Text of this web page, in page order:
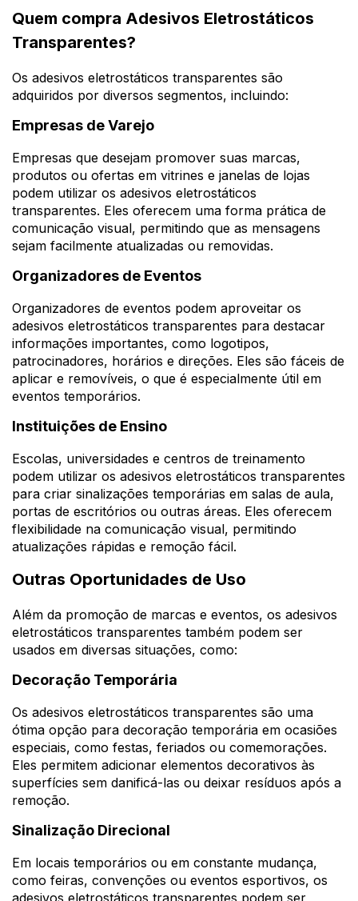
Quem compra Adesivos Eletrostáticos
Transparentes?
Os adesivos eletrostáticos transparentes são
adquiridos por diversos segmentos, incluindo:
Empresas de Varejo
Empresas que desejam promover suas marcas,
produtos ou ofertas em vitrines e janelas de lojas
podem utilizar os adesivos eletrostáticos
transparentes. Eles oferecem uma forma prática de
comunicação visual, permitindo que as mensagens
sejam facilmente atualizadas ou removidas.
Organizadores de Eventos
Organizadores de eventos podem aproveitar os
adesivos eletrostáticos transparentes para destacar
informações importantes, como logotipos,
patrocinadores, horários e direções. Eles são fáceis de
aplicar e removíveis, o que é especialmente útil em
eventos temporários.
Instituições de Ensino
Escolas, universidades e centros de treinamento
podem utilizar os adesivos eletrostáticos transparentes
para criar sinalizações temporárias em salas de aula,
portas de escritórios ou outras áreas. Eles oferecem
flexibilidade na comunicação visual, permitindo
atualizações rápidas e remoção fácil.
Outras Oportunidades de Uso
Além da promoção de marcas e eventos, os adesivos
eletrostáticos transparentes também podem ser
usados em diversas situações, como:
Decoração Temporária
Os adesivos eletrostáticos transparentes são uma
ótima opção para decoração temporária em ocasiões
especiais, como festas, feriados ou comemorações.
Eles permitem adicionar elementos decorativos às
superfícies sem danificá-las ou deixar resíduos após a
remoção.
Sinalização Direcional
Em locais temporários ou em constante mudança,
como feiras, convenções ou eventos esportivos, os